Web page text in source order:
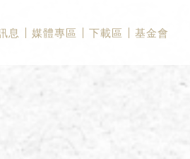
息 媒體專區 下載區 基金會